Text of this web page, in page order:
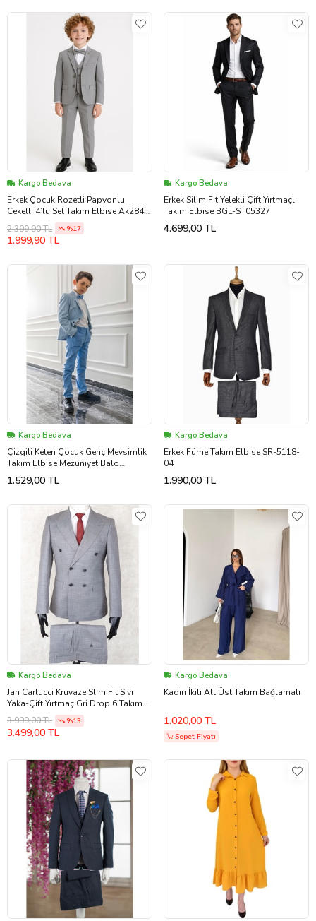
Kargo Bedava
Erkek Çocuk Rozetli Papyonlu
Ceketli 4’lü Set Takım Elbise Ak2840
2.399,90 TL %17
1.999,90 TL
Kargo Bedava
Erkek Silim Fit Yelekli Çift Yırtmaçlı
Takım Elbise BGL-ST05327
4.699,00 TL
Kargo Bedava
Çizgili Keten Çocuk Genç Mevsimlik
Takım Elbise Mezuniyet Balo
Bayramlık Düğünlük Damatlık Seti
4'lü NX-50091 (Mavi)
1.529,00 TL
Kargo Bedava
Erkek Füme Takım Elbise SR-5118-
04
1.990,00 TL
Kargo Bedava
Jan Carlucci Kruvaze Slim Fit Sivri
Yaka-Çift Yırtmaç Gri Drop 6 Takım
Elbise
3.999,00 TL %13
3.499,00 TL
Kargo Bedava
Kadın İkili Alt Üst Takım Bağlamalı
1.020,00 TL
Sepet Fiyatı